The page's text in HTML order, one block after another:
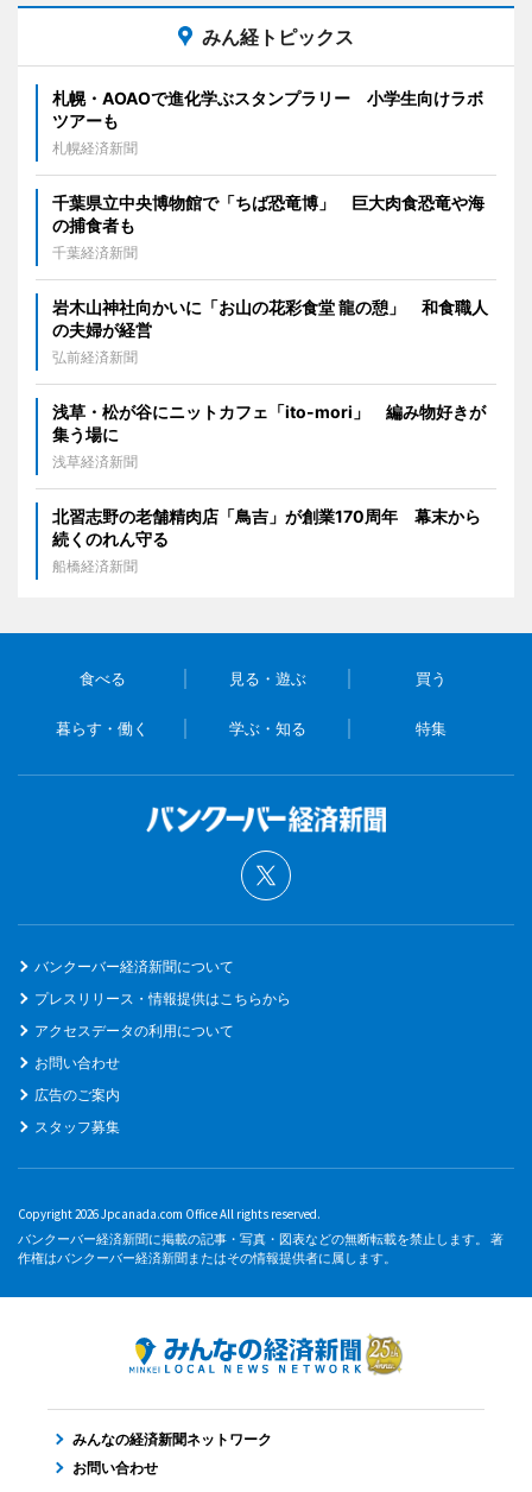
みん経トピックス
札幌・AOAOで進化学ぶスタンプラリー 小学生向けラボ
ツアーも
札幌経済新聞
千葉県立中央博物館で「ちば恐竜博」 巨大肉食恐竜や海
の捕食者も
千葉経済新聞
岩木山神社向かいに「お山の花彩食堂 龍の憩」 和食職人
の夫婦が経営
弘前経済新聞
浅草・松が谷にニットカフェ「ito-mori」 編み物好きが
集う場に
浅草経済新聞
北習志野の老舗精肉店「鳥吉」が創業170周年 幕末から
続くのれん守る
船橋経済新聞
食べる 見る・遊ぶ 買う
暮らす・働く 学ぶ・知る 特集
バンクーバー経済新聞について
プレスリリース・情報提供はこちらから
アクセスデータの利用について
お問い合わせ
広告のご案内
スタッフ募集
Copyright 2026 Jpcanada.com Office All rights reserved.
バンクーバー経済新聞に掲載の記事・写真・図表などの無断転載を禁止します。 著
作権はバンクーバー経済新聞またはその情報提供者に属します。
みんなの経済新聞ネットワーク
お問い合わせ